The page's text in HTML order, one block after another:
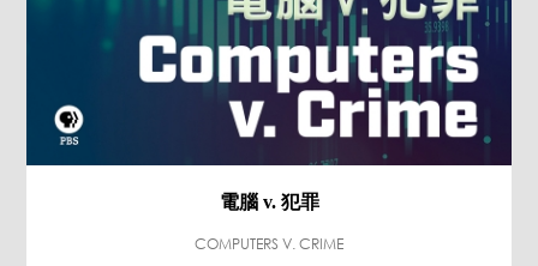
電腦 v. 犯罪
COMPUTERS V. CRIME